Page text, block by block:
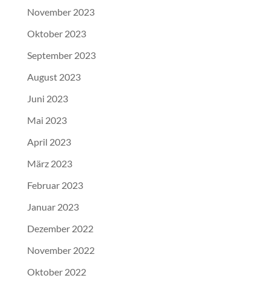
November 2023
Oktober 2023
September 2023
August 2023
Juni 2023
Mai 2023
April 2023
März 2023
Februar 2023
Januar 2023
Dezember 2022
November 2022
Oktober 2022